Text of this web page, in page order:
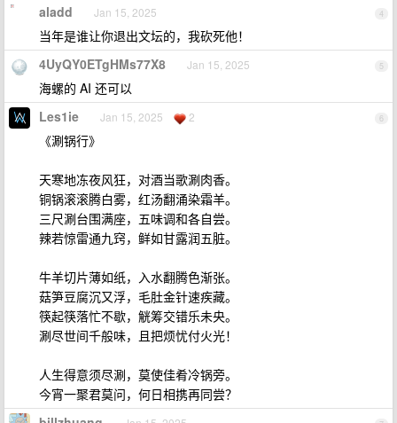
4
aladd Jan 15, 2025
当年是谁让你退出文坛的，我砍死他！
5
4UyQY0ETgHMs77X8 Jan 15, 2025
海螺的 AI 还可以
6
Les1ie Jan 15, 2025 2
《涮锅行》
天寒地冻夜风狂，对酒当歌涮肉香。
铜锅滚滚腾白雾，红汤翻涌染霜羊。
三尺涮台围满座，五味调和各自尝。
辣若惊雷通九窍，鲜如甘露润五脏。
牛羊切片薄如纸，入水翻腾色渐张。
菇笋豆腐沉又浮，毛肚金针速疾藏。
筷起筷落忙不歇，觥筹交错乐未央。
涮尽世间千般味，且把烦忧付火光！
人生得意须尽涮，莫使佳肴冷锅旁。
今宵一聚君莫问，何日相携再同尝？